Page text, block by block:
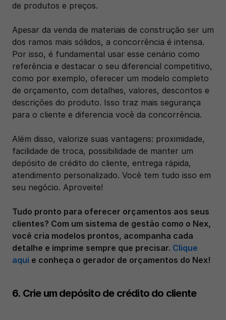
de produtos e preços.
Apesar da venda de materiais de construção ser um
dos ramos mais sólidos, a concorrência é intensa.
Por isso, é fundamental usar esse cenário como
referência e destacar o seu diferencial competitivo,
como por exemplo, oferecer um modelo completo
de orçamento, com detalhes, valores, descontos e
descrições do produto. Isso traz mais segurança
para o cliente e diferencia você da concorrência.
Além disso, valorize suas vantagens: proximidade,
facilidade de troca, possibilidade de manter um
depósito de crédito do cliente, entrega rápida,
atendimento personalizado. Você tem tudo isso em
seu negócio. Aproveite!
Tudo pronto para oferecer orçamentos aos seus
clientes? Com um sistema de gestão como o Nex,
você cria modelos prontos, acompanha cada
detalhe e imprime sempre que precisar. Clique
aqui e conheça o gerador de orçamentos do Nex!
6. Crie um depósito de crédito do cliente